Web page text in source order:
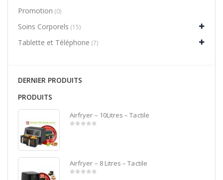
Promotion (0)
Soins Corporels (15)
Tablette et Téléphone (7)
DERNIER PRODUITS
PRODUITS
Airfryer – 10Litres – Tactile
Airfryer – 8 Litres – Tactile